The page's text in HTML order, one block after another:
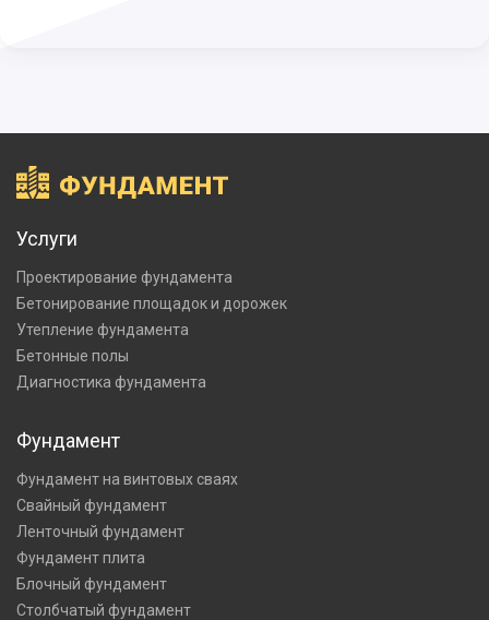
Услуги
Проектирование фундамента
Бетонирование площадок и дорожек
Утепление фундамента
Бетонные полы
Диагностика фундамента
Фундамент
Фундамент на винтовых сваях
Свайный фундамент
Ленточный фундамент
Фундамент плита
Блочный фундамент
Столбчатый фундамент